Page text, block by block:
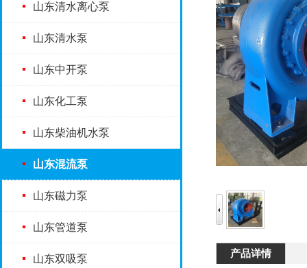
山东清水离心泵
山东清水泵
山东中开泵
山东化工泵
山东柴油机水泵
山东混流泵
山东磁力泵
山东管道泵
山东双吸泵 产品详情